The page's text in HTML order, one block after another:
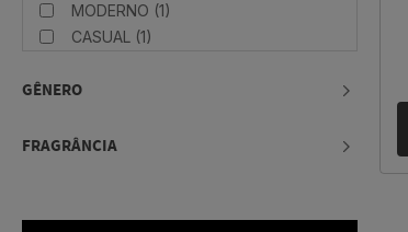
MODERNO (1)
CASUAL (1)
GÊNERO
FRAGRÂNCIA